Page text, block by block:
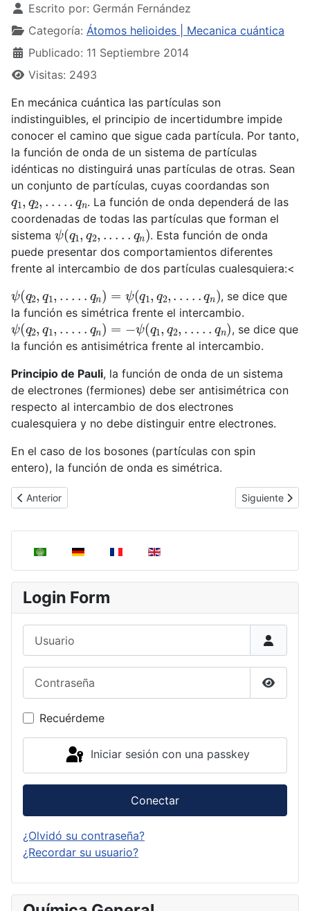
Seleccione su idioma
Login Form
Recuérdeme
Iniciar sesión con una passkey
Conectar
¿Olvidó su contraseña?
¿Recordar su usuario?
Escrito por: Germán Fernández
Categoría: Átomos helioides | Mecanica cuántica
Publicado: 11 Septiembre 2014
Visitas: 2493
En mecánica cuántica las partículas son
indistinguibles, el principio de incertidumbre impide
conocer el camino que sigue cada partícula. Por tanto,
la función de onda de un sistema de partículas
idénticas no distinguirá unas partículas de otras. Sean
un conjunto de partículas, cuyas coordandas son
q1 ,q2,.....q n . La función de onda dependerá de las
coordenadas de todas las partículas que forman el
sistema ψ(q1 ,q 2,.....qn) . Esta función de onda
puede presentar dos comportamientos diferentes
frente al intercambio de dos partículas cualesquiera:<
ψ ( )= q 1
, se dice que
la función es simétrica frente el intercambio.
ψ(q2,q1, .... .qn)=−ψ (q1,q 2, ....qn)
, se dice que
la función es antisimétrica frente al intercambio.
Principio de Pauli, la función de onda de un sistema
de electrones (fermiones) debe ser antisimétrica con
respecto al intercambio de dos electrones
cualesquiera y no debe distinguir entre electrones.
En el caso de los bosones (partículas con spin
entero), la función de onda es simétrica.
Artículo anterior: Spin en el átomo de hidrógeno
Anterior Artículo
Siguiente